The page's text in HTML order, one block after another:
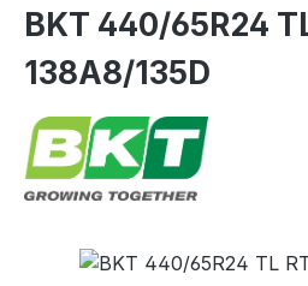
BKT 440/65R24
138A8/135D
Bildergalerie überspringen